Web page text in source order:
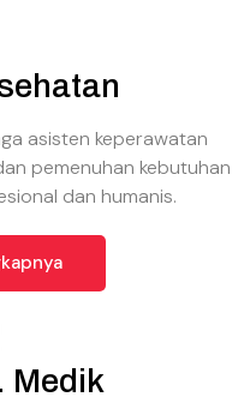
asisten keperawatan
pemenuhan kebutuhan
dan humanis.
Medik